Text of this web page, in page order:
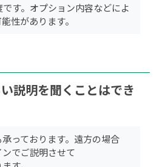
す。オプション内容などによ
性があります。
説明を聞くことはでき
っております。遠方の場合
でご説明させて